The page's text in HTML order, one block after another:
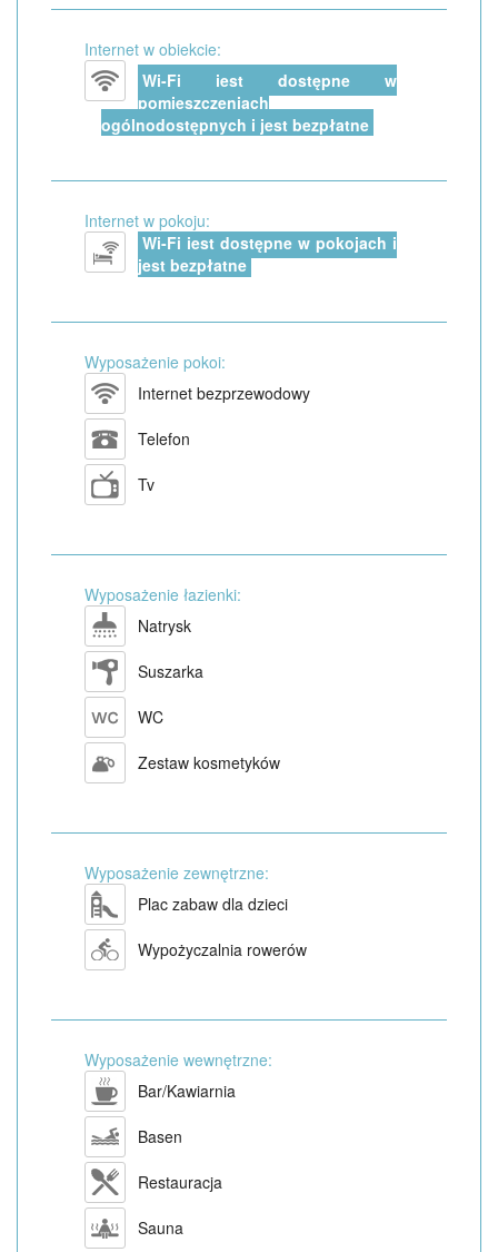
Internet w obiekcie:
Wi-Fi jest dostępne w
pomieszczeniach
ogólnodostępnych i jest bezpłatne
Internet w pokoju:
Wi-Fi jest dostępne w pokojach i
jest bezpłatne
Wyposażenie pokoi:
Internet bezprzewodowy
Telefon
Tv
Wyposażenie łazienki:
Natrysk
Suszarka
WC
Zestaw kosmetyków
Wyposażenie zewnętrzne:
Plac zabaw dla dzieci
Wypożyczalnia rowerów
Wyposażenie wewnętrzne:
Bar/Kawiarnia
Basen
Restauracja
Sauna